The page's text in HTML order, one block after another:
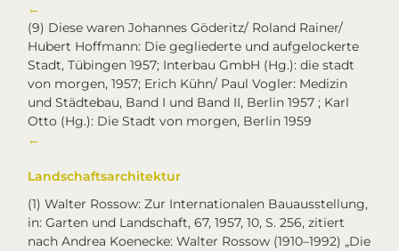
←
(9) Diese waren Johannes Göderitz/ Roland Rainer/
Hubert Hoffmann: Die gegliederte und aufgelockerte
Stadt, Tübingen 1957; Interbau GmbH (Hg.): die stadt
von morgen, 1957; Erich Kühn/ Paul Vogler: Medizin
und Städtebau, Band I und Band II, Berlin 1957 ; Karl
Otto (Hg.): Die Stadt von morgen, Berlin 1959
←
Landschaftsarchitektur
(1)Walter Rossow: Zur Internationalen Bauausstellung,
in: Garten und Landschaft, 67, 1957, 10, S. 256, zitiert
nach Andrea Koenecke: Walter Rossow (1910–1992) „Die